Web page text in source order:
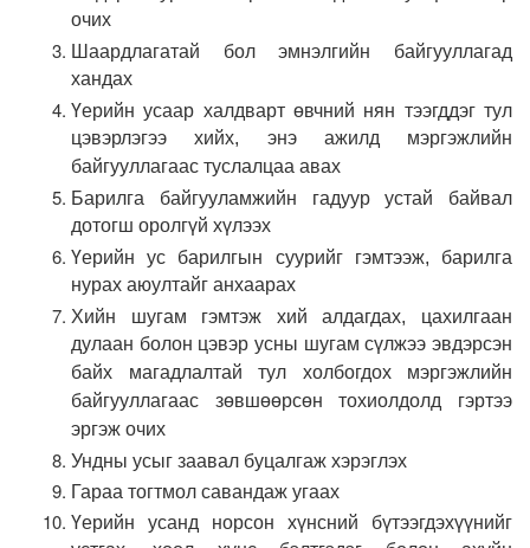
очих
Шаардлагатай бол эмнэлгийн байгууллагад
хандах
Үерийн усаар халдварт өвчний нян тээгддэг тул
цэвэрлэгээ хийх, энэ ажилд мэргэжлийн
байгууллагаас туслалцаа авах
Барилга байгууламжийн гадуур устай байвал
дотогш оролгүй хүлээх
Үерийн ус барилгын суурийг гэмтээж, барилга
нурах аюултайг анхаарах
Хийн шугам гэмтэж хий алдагдах, цахилгаан
дулаан болон цэвэр усны шугам сүлжээ эвдэрсэн
байх магадлалтай тул холбогдох мэргэжлийн
байгууллагаас зөвшөөрсөн тохиолдолд гэртээ
эргэж очих
Ундны усыг заавал буцалгаж хэрэглэх
Гараа тогтмол савандаж угаах
Үерийн усанд норсон хүнсний бүтээгдэхүүнийг